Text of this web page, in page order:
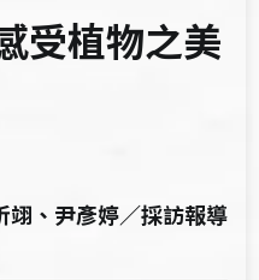
受植物之美
翊、尹彥婷／採訪報導